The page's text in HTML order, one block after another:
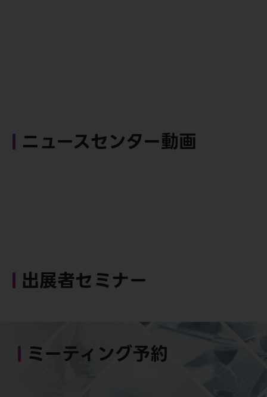
ニュースセンター動画
出展者セミナー
ミーティング予約